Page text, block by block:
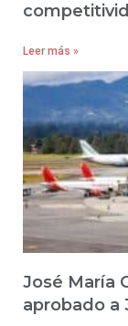
Leer más »
José María
aprobado a